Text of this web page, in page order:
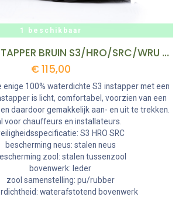
1 beschikbaar
BUCKSHOT INSTAPPER BRUIN S3/HRO/SRC/WRU MT 43 REF:BSH006BR-43 BUCKBOOTZ
€115,00
enige 100% waterdichte S3 instapper met een
is licht, comfortabel, voorzien van een
daardoor gemakkelijk aan- en uit te trekken.
voor chauffeurs en installateurs.
S3 HRO SRC
bescherming neus: stalen neus
zool: stalen tussenzool
bovenwerk: leder
zool samenstelling: pu/rubber
waterafstotend bovenwerk